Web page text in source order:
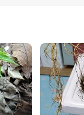
.그 형태와 약성은 아직 연
안 순수종의 천종산삼을 채
산원의 개인적인 생각이므
종산삼입니다. 말 그대로 천
에서 몇대를 걸친 산삼으로